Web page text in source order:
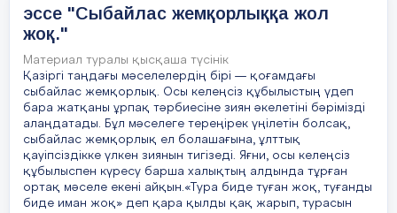
Тақпақ айтып жіберейік.
Бала бақша есігін,
Үшке тола ашқанбыз.
Балапандай өсіріп
Мәпелейді бақшамыз.
Балалар бүгінгі ашық тәрбие сағаты
ұнады ма?
Ойын :Өз туыңды тауып ал .
Қорытынды: Байтақ дала жерім менің
Арта берсін даңқың сенің
карточка қойылады (алма,
троллейбус, шәйнек, ұшақ,
қалам, машина, ат, әтеш т.б.)
Психолог: «Қазір мен сендерге
бірнеше сөздерді атаймын.
Алдыңдағы суреттерге қарап,
мен айтқан сөзді есте сақтауға
көмектесетін бір затты таңдап ал
да, оны бөлек жерге қой», — деп
Таңғы ас
Астан басқа өзгені
Елемейміз,
Ойнайық та,
9.30-
10.20
1.Сөйлеуді
дамыту
эссе "Сыбайлас жемқорлыққа жол
жоқ."
Материал туралы қысқаша түсінік
Қазіргі таңдағы мәселелердің бірі — қоғамдағы
сыбайлас жемқорлық. Осы келеңсіз құбылыстың үдеп
бара жатқаны ұрпақ тәрбиесіне зиян әкелетіні бәрімізді
алаңдатады. Бұл мәселеге тереңірек үңілетін болсақ,
сыбайлас жемқорлық ел болашағына, ұлттық
қауіпсіздікке үлкен зиянын тигізеді. Яғни, осы келеңсіз
құбылыспен күресу барша халықтың алдында тұрған
ортақ мәселе екені айқын.«Тура биде туған жоқ, туғанды
биде иман жоқ» деп қара қылды қақ жарып, турасын